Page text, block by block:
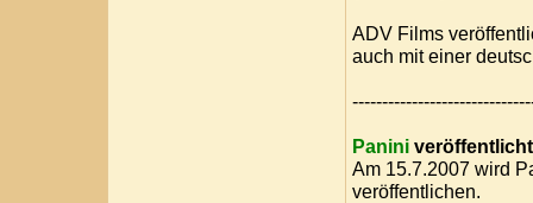
ADV Films
auch mit einer
Panini
Am 15.7.2007 wird
veröffentlichen.